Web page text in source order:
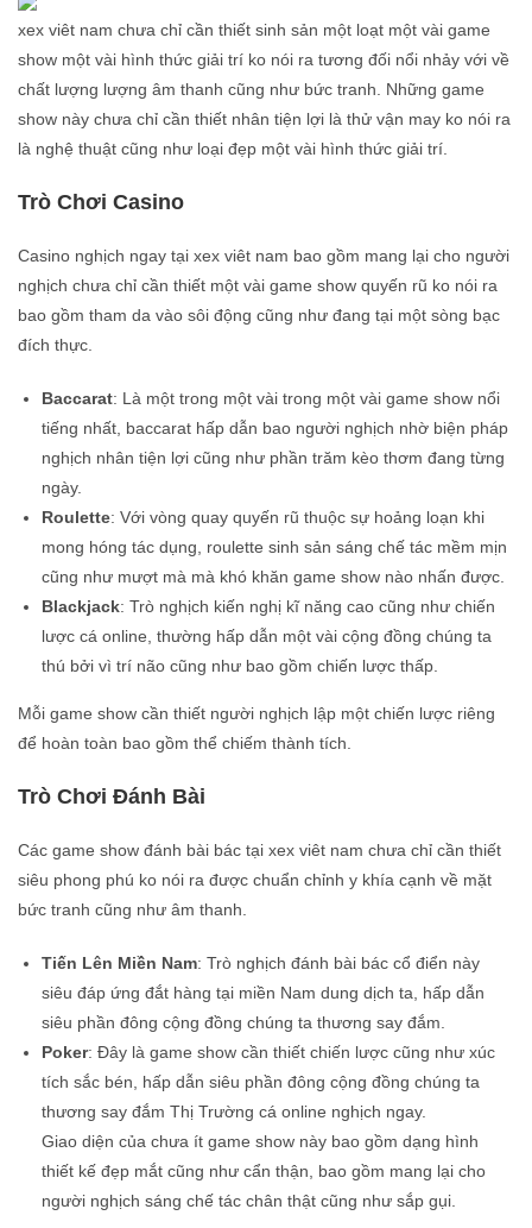
xex viêt nam chưa chỉ cần thiết sinh sản một loạt một vài game
show một vài hình thức giải trí ko nói ra tương đối nổi nhảy với về
chất lượng lượng âm thanh cũng như bức tranh. Những game
show này chưa chỉ cần thiết nhân tiện lợi là thử vận may ko nói ra
là nghệ thuật cũng như loại đẹp một vài hình thức giải trí.
Trò Chơi Casino
Casino nghịch ngay tại xex viêt nam bao gồm mang lại cho người
nghịch chưa chỉ cần thiết một vài game show quyến rũ ko nói ra
bao gồm tham da vào sôi động cũng như đang tại một sòng bạc
đích thực.
Baccarat: Là một trong một vài trong một vài game show nổi
tiếng nhất, baccarat hấp dẫn bao người nghịch nhờ biện pháp
nghịch nhân tiện lợi cũng như phần trăm kèo thơm đang từng
ngày.
Roulette: Với vòng quay quyến rũ thuộc sự hoảng loạn khi
mong hóng tác dụng, roulette sinh sản sáng chế tác mềm mịn
cũng như mượt mà mà khó khăn game show nào nhấn được.
Blackjack: Trò nghịch kiến nghị kĩ năng cao cũng như chiến
lược cá online, thường hấp dẫn một vài cộng đồng chúng ta
thú bởi vì trí não cũng như bao gồm chiến lược thấp.
Mỗi game show cần thiết người nghịch lập một chiến lược riêng
để hoàn toàn bao gồm thể chiếm thành tích.
Trò Chơi Đánh Bài
Các game show đánh bài bác tại xex viêt nam chưa chỉ cần thiết
siêu phong phú ko nói ra được chuẩn chỉnh y khía cạnh về mặt
bức tranh cũng như âm thanh.
Tiến Lên Miền Nam: Trò nghịch đánh bài bác cổ điển này
siêu đáp ứng đắt hàng tại miền Nam dung dịch ta, hấp dẫn
siêu phần đông cộng đồng chúng ta thương say đắm.
Poker: Đây là game show cần thiết chiến lược cũng như xúc
tích sắc bén, hấp dẫn siêu phần đông cộng đồng chúng ta
thương say đắm Thị Trường cá online nghịch ngay.
Giao diện của chưa ít game show này bao gồm dạng hình
thiết kế đẹp mắt cũng như cẩn thận, bao gồm mang lại cho
người nghịch sáng chế tác chân thật cũng như sắp gụi.